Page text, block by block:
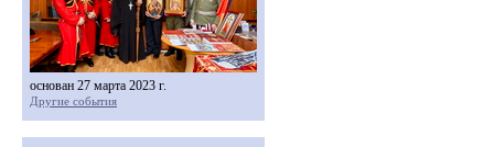
основан 27 марта 2023 г.
Другие события